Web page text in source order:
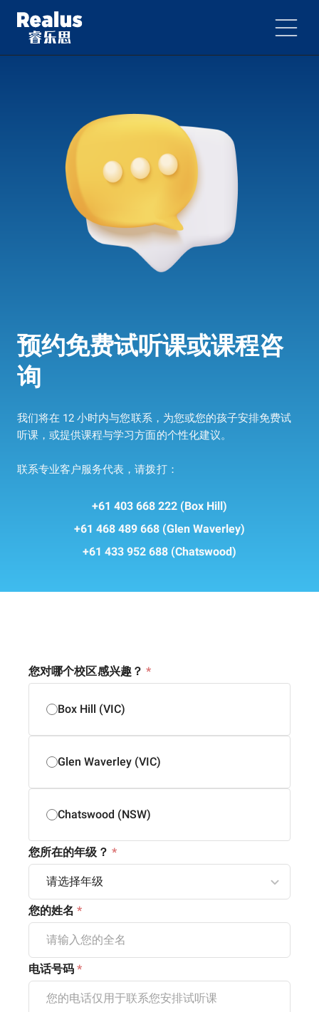
预约免费试听课或课程咨
询
How Can 联系我们 Help
我们将在 12 小时内与您联系，为您或您的孩子安排免费试
听课，或提供课程与学习方面的个性化建议。
联系专业客户服务代表，请拨打：
+61 403 668 222 (Box Hill)
+61 468 489 668 (Glen Waverley)
+61 433 952 688 (Chatswood)
您对哪个校区感兴趣？ *
Box Hill (VIC)
Glen Waverley (VIC)
Chatswood (NSW)
您所在的年级？ *
您的姓名 *
电话号码 *